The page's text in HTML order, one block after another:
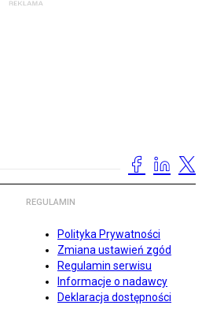
REGULAMIN
Polityka Prywatności
Zmiana ustawień zgód
Regulamin serwisu
Informacje o nadawcy
Deklaracja dostępności